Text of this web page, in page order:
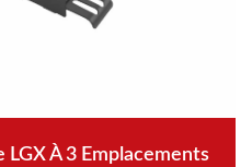
LGX À 3 Emplacements